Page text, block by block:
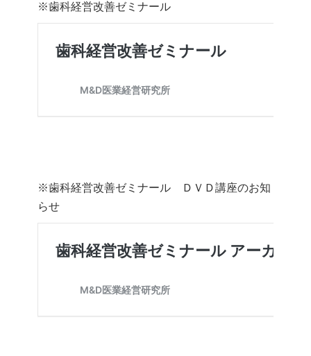
※歯科経営改善ゼミナール
※歯科経営改善ゼミナール ＤＶＤ講座のお知
らせ